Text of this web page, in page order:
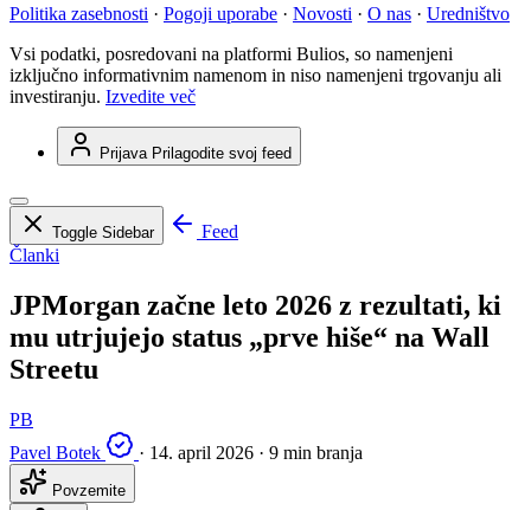
Politika zasebnosti · Pogoji uporabe · Novosti · O nas · Uredništvo
Vsi podatki, posredovani na platformi Bulios, so namenjeni
izključno informativnim namenom in niso namenjeni trgovanju ali
investiranju. Izvedite več
Prijava Prilagodite svoj feed
Toggle Sidebar
Feed
Članki
JPMorgan začne leto 2026 z rezultati, ki
mu utrjujejo status „prve hiše“ na Wall
Streetu
PB
Pavel Botek
· 14. april 2026 · 9 min branja
Povzemite